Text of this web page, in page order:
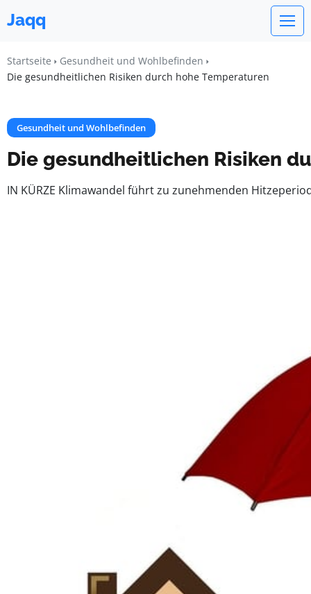
Jaqq
Startseite
Gesundheit und Wohlbefinden
Die gesundheitlichen Risiken durch hohe Temperaturen
Gesundheit und Wohlbefinden
Die gesundheitlichen Risiken
IN KÜRZE Klimawandel führt zu zunehmenden